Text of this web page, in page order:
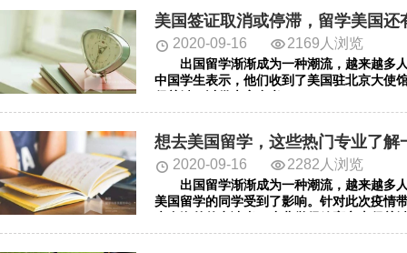
美国签证取消或停滞，留学美国还
2020-09-16 2169人浏览
出国留学渐渐成为一种潮流，越来越多人
中国学生表示，他们收到了美国驻北京大使
想去美国留学，这些热门专业了解
2020-09-16 2282人浏览
出国留学渐渐成为一种潮流，越来越多人
美国留学的同学受到了影响。针对此次疫情